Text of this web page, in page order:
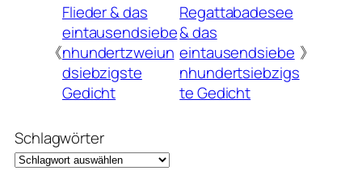
《
Flieder & das
eintausendsiebe
nhundertzweiun
dsiebzigste
Gedicht
Regattabadesee
& das
eintausendsiebe
nhundertsiebzigs
te Gedicht
》
Schlagwörter